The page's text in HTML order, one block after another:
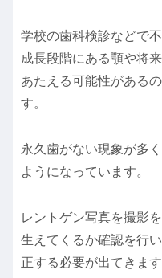
学校の歯科検診などで
成長段階にある顎や将
あたえる可能性がある
す。
永久歯がない現象が多
ようになっています。
レントゲン写真を撮影
生えてくるか確認を行
正する必要が出てきます